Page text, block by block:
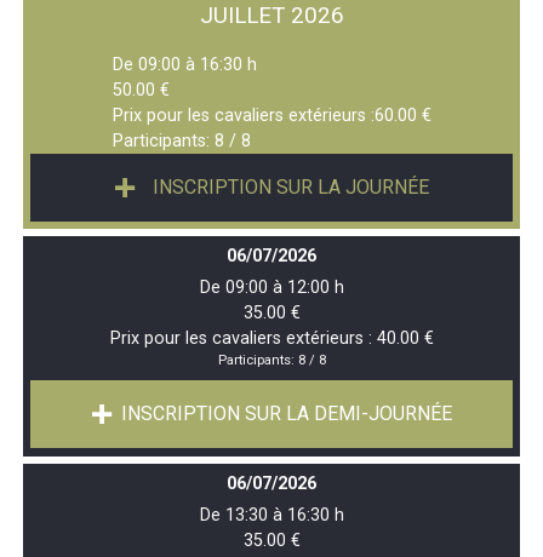
JUILLET 2026
De 09:00 à 16:30 h
50.00 €
Prix pour les cavaliers extérieurs :60.00 €
Participants: 8 / 8
INSCRIPTION SUR LA JOURNÉE
06/07/2026
De 09:00 à 12:00 h
35.00 €
Prix pour les cavaliers extérieurs : 40.00 €
Participants: 8 / 8
INSCRIPTION SUR LA DEMI-JOURNÉE
06/07/2026
De 13:30 à 16:30 h
35.00 €